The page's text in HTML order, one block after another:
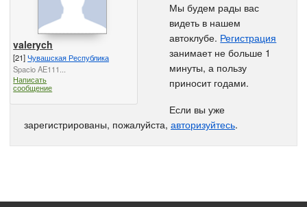
valerych
[21]Чувашская Республика
Spacio AE111...
Написать
сообщение
Мы будем рады вас
видеть в нашем
автоклубе. Регистрация
занимает не больше 1
минуты, а пользу
приносит годами.
Если вы уже
зарегистрированы, пожалуйста, авторизуйтесь.